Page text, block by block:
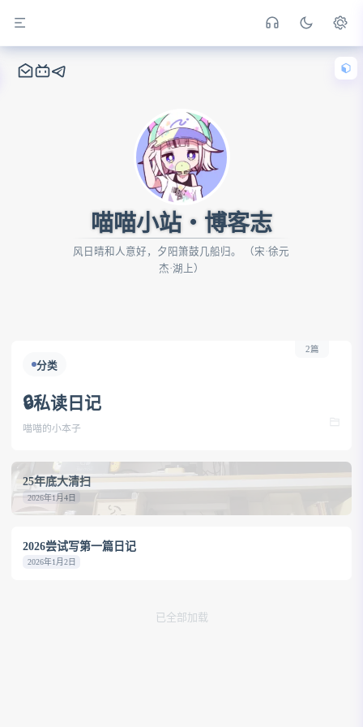
喵喵小站・博客志
风日晴和人意好，夕阳箫鼓几船归。 （宋·徐元
杰·湖上）
分类
🔒️私读日记
喵喵的小本子
2篇
25年底大清扫
2026年1月4日
2026尝试写第一篇日记
2026年1月2日
已全部加载